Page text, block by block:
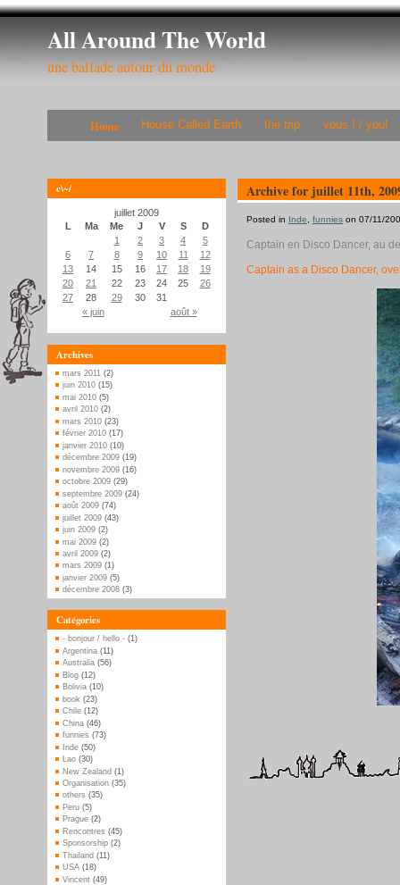
All Around The World
une ballade autour du monde
Home House Called Earth the trip vous ! / you!
c\~/
juillet 2009
L
Ma Me J V S D
« juin août »
1 2 3 4
5
6
7 8 9 10 11
12
13
14 15 16 17 18
19
20
21 22 23 24 25
26
27
28 29 30 31
Archives
mars 2011 (2)
juin 2010 (15)
mai 2010 (5)
avril 2010 (2)
mars 2010 (23)
février 2010 (17)
janvier 2010 (10)
décembre 2009 (19)
novembre 2009 (16)
octobre 2009 (29)
septembre 2009 (24)
août 2009 (74)
juillet 2009 (43)
juin 2009 (2)
mai 2009 (2)
avril 2009 (2)
mars 2009 (1)
janvier 2009 (5)
décembre 2008 (3)
Catégories
- bonjour / hello - (1)
Argentina (11)
Australia (56)
Blog (12)
Bolivia (10)
book (23)
Chile (12)
China (46)
funnies (73)
Inde (50)
Lao (30)
New Zealand (1)
Organisation (35)
others (35)
Peru (5)
Prague (2)
Rencontres (45)
Sponsorship (2)
Thailand (11)
USA (18)
Vincent (49)
Archive for juillet 11th,
Posted in Inde funnies on 07/11/
Captain en Disco Dancer, au
Captain as a Disco Dancer,